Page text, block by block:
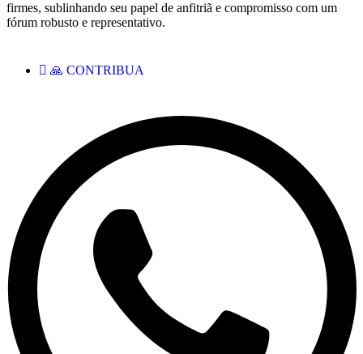
firmes, sublinhando seu papel de anfitriã e compromisso com um
fórum robusto e representativo.
🙏 CONTRIBUA